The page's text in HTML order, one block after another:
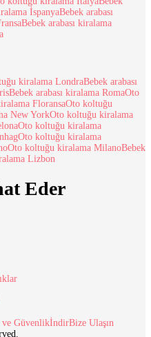
İspanyaBebek arabası
Bebek arabası kiralama
kiralama LondraBebek arabası
Bebek arabası kiralama RomaOto
FloransaOto koltuğu
New YorkOto koltuğu kiralama
Oto koltuğu kiralama
Oto koltuğu kiralama
Oto koltuğu kiralama MilanoBebek
Lizbon
Eder
ve GüvenlikİndirBize Ulaşın